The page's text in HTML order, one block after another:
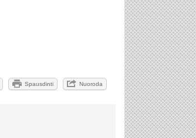
Spausdinti Nuoroda